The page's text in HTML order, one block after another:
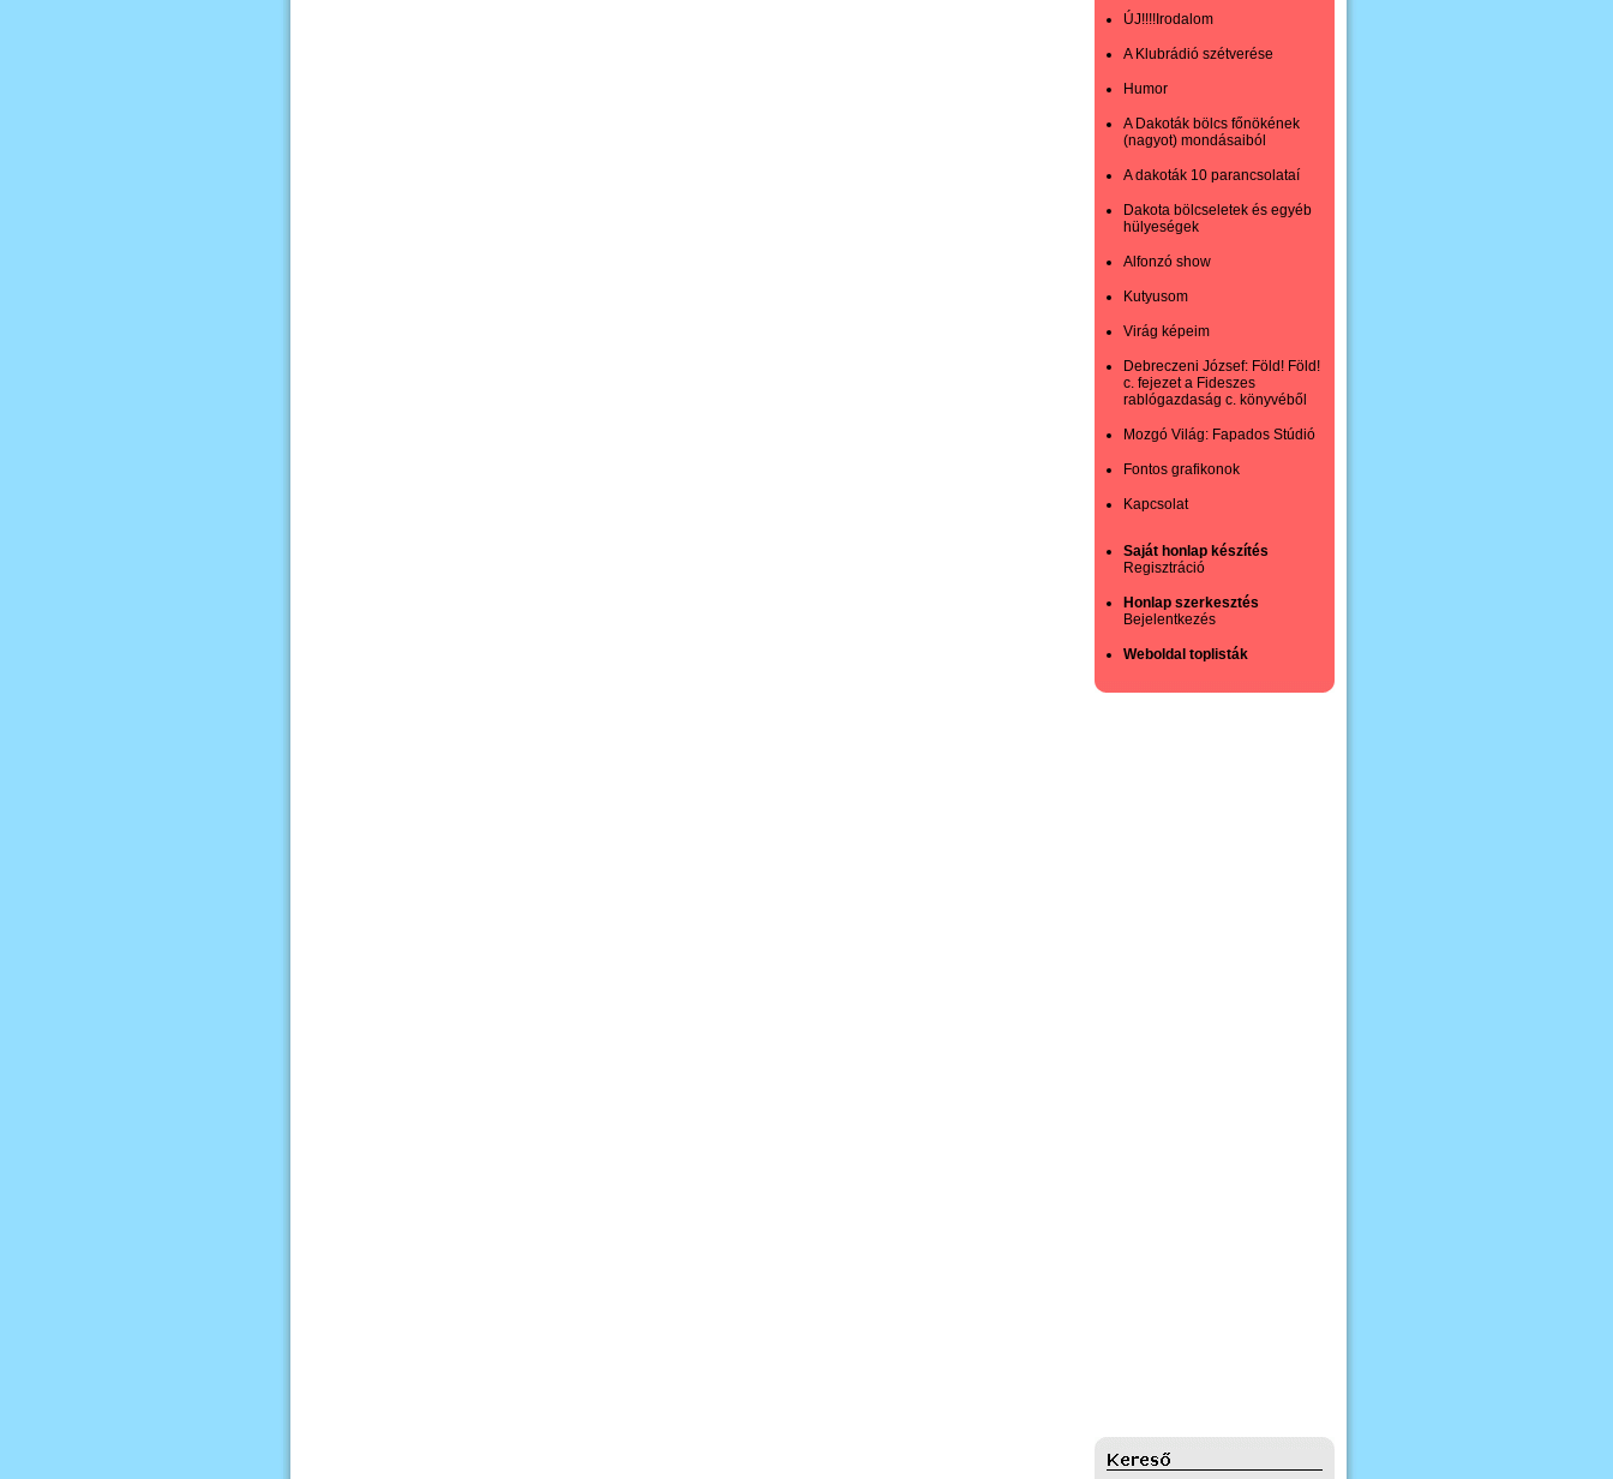
ÚJ!!!!Irodalom
A Klubrádió szétverése
Humor
A Dakoták bölcs főnökének
(nagyot) mondásaiból
A dakoták 10 parancsolataí
Dakota bölcseletek és egyéb
hülyeségek
Alfonzó show
Kutyusom
Virág képeim
Debreczeni József: Föld! Föld!
c. fejezet a Fideszes
rablógazdaság c. könyvéből
Mozgó Világ: Fapados Stúdió
Fontos grafikonok
Kapcsolat
Saját honlap készítés
Regisztráció
Honlap szerkesztés
Bejelentkezés
Weboldal toplisták